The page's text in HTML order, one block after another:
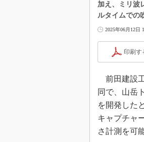
加え、ミリ波
ルタイムでの
2025年06月12日
印刷す
前田建設
同で、山岳
を開発した
キャプチャ
さ計測を可